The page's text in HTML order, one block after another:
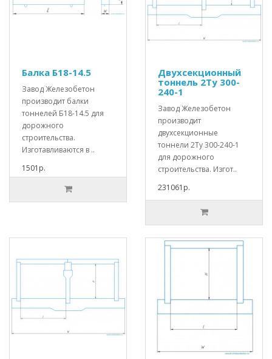
Балка Б18-14.5
Завод Железобетон
производит балки
тоннелей Б18-14.5 для
дорожного
строительства.
Изготавливаются в ..
1501р.
Двухсекционный
тоннель 2Ту 300-
240-1
Завод Железобетон
производит
двухсекционные
тоннели 2Ту 300-240-1
для дорожного
строительства. Изгот..
231061р.